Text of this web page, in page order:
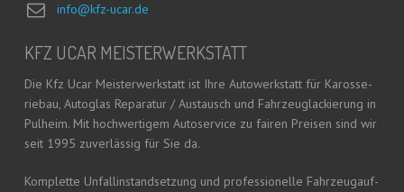
info@kfz-ucar.de
KFZ UCAR MEISTERWERKSTATT
Die Kfz Ucar Meis­ter­werk­statt ist Ihre Auto­werk­statt für Karos­se­
rie­bau, Auto­glas Repa­ra­tur / Aus­tausch und Fahr­zeug­la­ckie­rung in
Pul­heim. Mit hoch­wer­ti­gem Auto­ser­vice zu fai­ren Prei­sen sind wir
seit 1995 zuver­läs­sig für Sie da.
Kom­plet­te Unfall­in­stand­set­zung und pro­fes­sio­nel­le Fahr­zeug­auf­